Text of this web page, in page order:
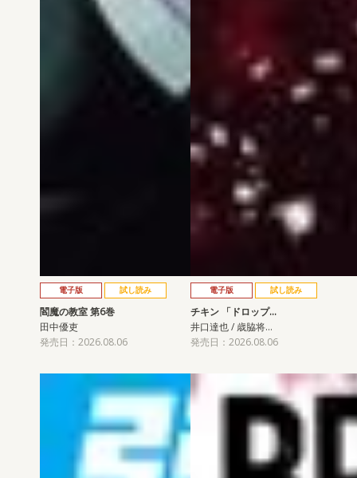
電子版 試し読み
閻魔の教室 第6巻
田中優吏
発売日：2026.08.06
電子版 試し読み
チキン 「ドロップ…
井口達也 / 歳脇将…
発売日：2026.08.06